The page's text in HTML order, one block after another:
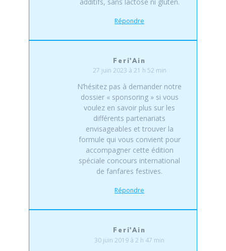
Répondre
Feri'Ain
27 juin 2023 à 21 h 52 min
N’hésitez pas à demander notre
dossier « sponsoring » si vous
voulez en savoir plus sur les
différents partenariats
envisageables et trouver la
formule qui vous convient pour
accompagner cette édition
spéciale concours international
de fanfares festives.
Répondre
Feri'Ain
30 juin 2019 à 2 h 47 min